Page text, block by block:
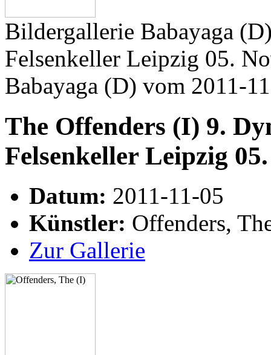
Bildergallerie Babayaga
Felsenkeller Leipzig 05.
Babayaga (D) vom 2011-
The Offenders (I) 9.
Felsenkeller Leipzig
Datum: 2011-11-05
Künstler: Offenders,
Zur Gallerie